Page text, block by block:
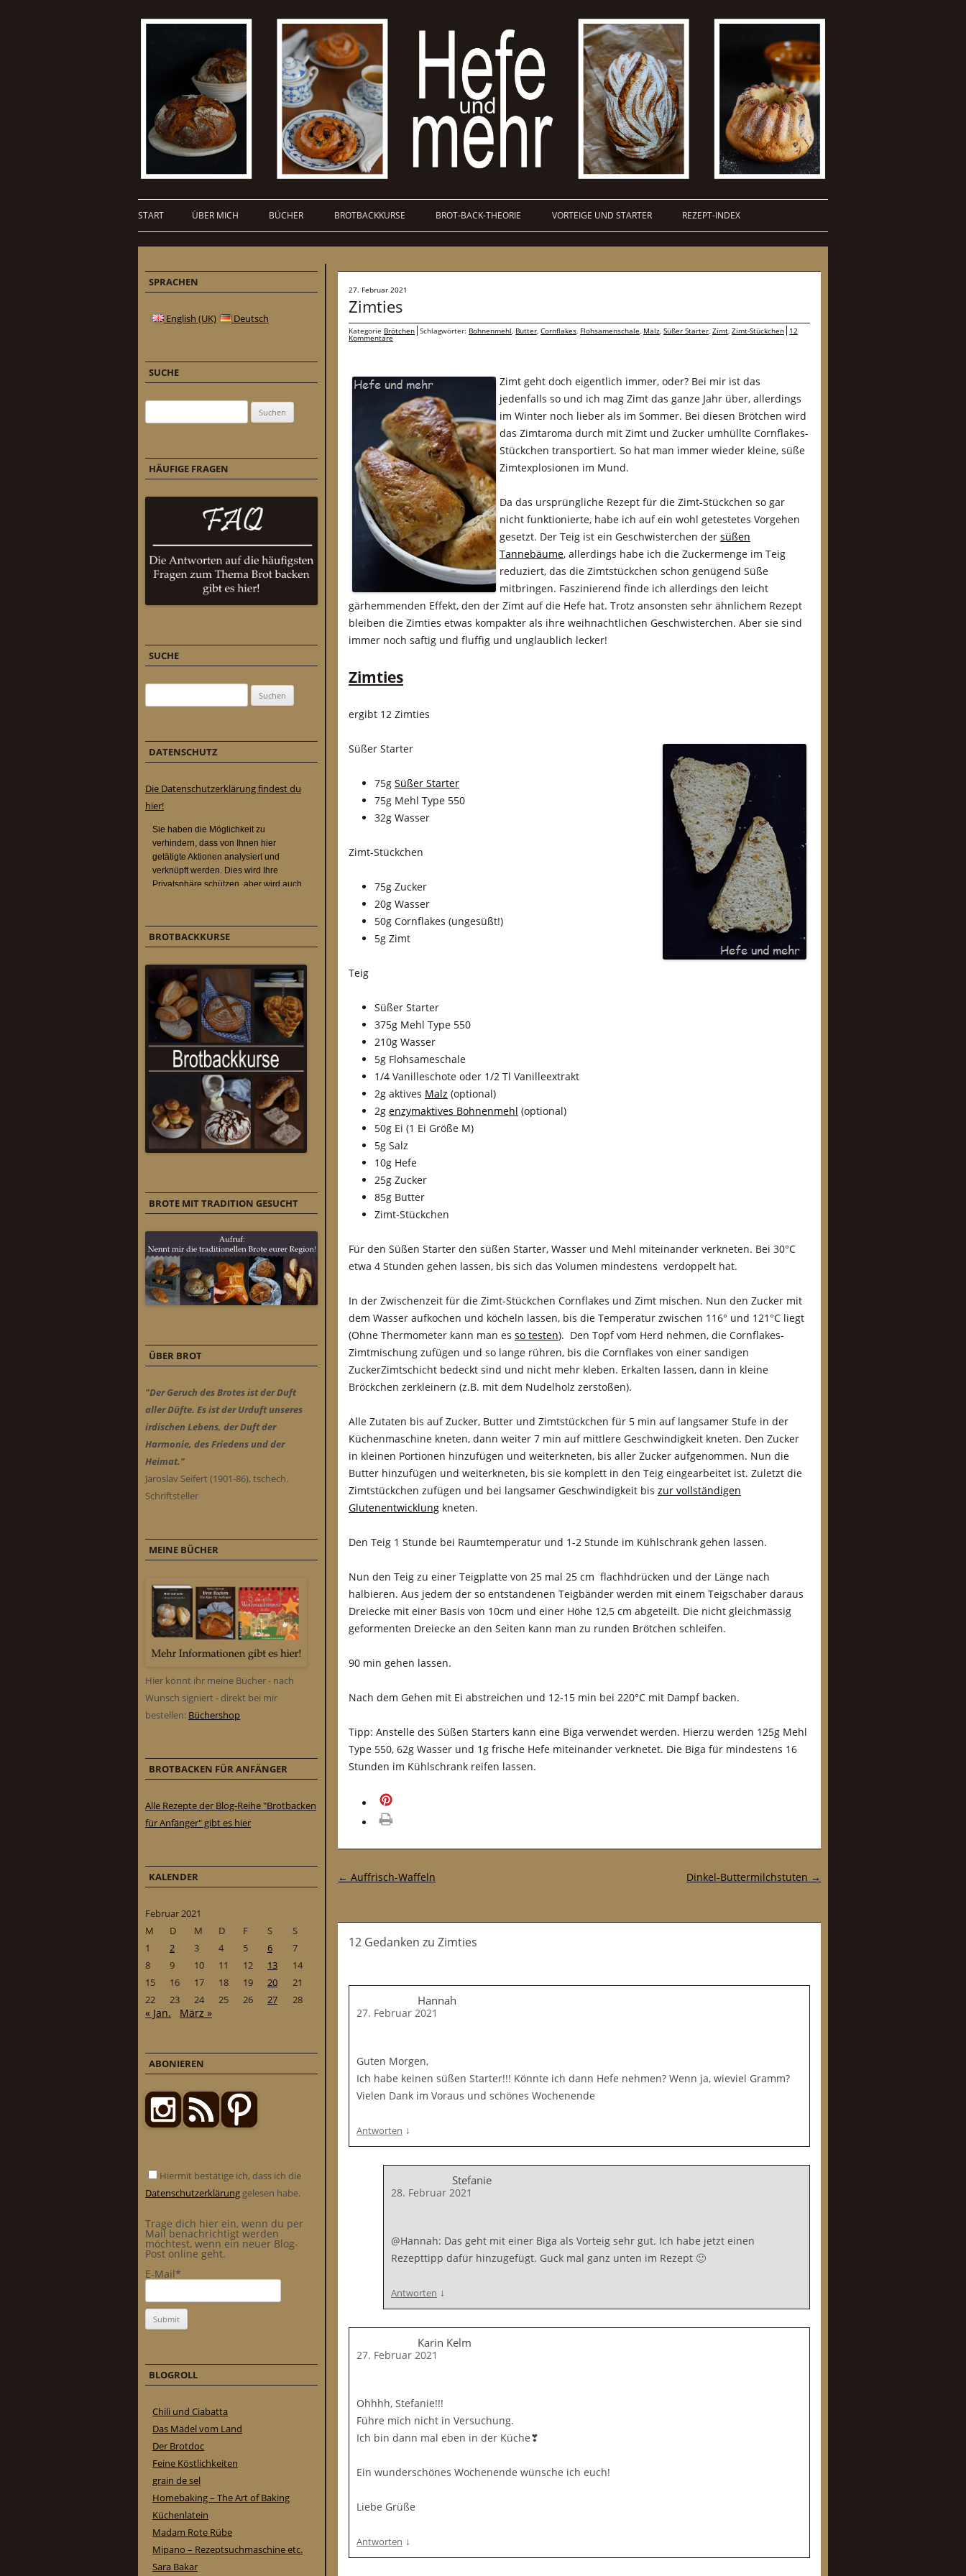
START ÜBER MICH BÜCHER BROTBACKKURSE BROT-BACK-THEORIE VORTEIGE UND STARTER REZEPT-INDEX
27. Februar 2021
Zimties
Kategorie Brötchen Schlagwörter: Bohnenmehl, Butter, Cornflakes, Flohsamenschale, Malz, Süßer Starter, Zimt, Zimt-Stückchen 12
Kommentare
Zimt geht doch eigentlich immer, oder? Bei mir ist das
jedenfalls so und ich mag Zimt das ganze Jahr über, allerdings
im Winter noch lieber als im Sommer. Bei diesen Brötchen wird
das Zimtaroma durch mit Zimt und Zucker umhüllte Cornflakes-
Stückchen transportiert. So hat man immer wieder kleine, süße
Zimtexplosionen im Mund.
Da das ursprüngliche Rezept für die Zimt-Stückchen so gar
nicht funktionierte, habe ich auf ein wohl getestetes Vorgehen
gesetzt. Der Teig ist ein Geschwisterchen der süßen
Tannebäume, allerdings habe ich die Zuckermenge im Teig
reduziert, das die Zimtstückchen schon genügend Süße
mitbringen. Faszinierend finde ich allerdings den leicht
gärhemmenden Effekt, den der Zimt auf die Hefe hat. Trotz ansonsten sehr ähnlichem Rezept
bleiben die Zimties etwas kompakter als ihre weihnachtlichen Geschwisterchen. Aber sie sind
immer noch saftig und fluffig und unglaublich lecker!
Zimties
ergibt 12 Zimties
Süßer Starter
75g Süßer Starter
75g Mehl Type 550
32g Wasser
Zimt-Stückchen
75g Zucker
20g Wasser
50g Cornflakes (ungesüßt!)
5g Zimt
Teig
Süßer Starter
375g Mehl Type 550
210g Wasser
5g Flohsameschale
1/4 Vanilleschote oder 1/2 Tl Vanilleextrakt
2g aktives Malz (optional)
2g enzymaktives Bohnenmehl (optional)
50g Ei (1 Ei Größe M)
5g Salz
10g Hefe
25g Zucker
85g Butter
Zimt-Stückchen
Für den Süßen Starter den süßen Starter, Wasser und Mehl miteinander verkneten. Bei 30°C
etwa 4 Stunden gehen lassen, bis sich das Volumen mindestens verdoppelt hat.
In der Zwischenzeit für die Zimt-Stückchen Cornflakes und Zimt mischen. Nun den Zucker mit
dem Wasser aufkochen und köcheln lassen, bis die Temperatur zwischen 116° und 121°C liegt
(Ohne Thermometer kann man es so testen). Den Topf vom Herd nehmen, die Cornflakes-
Zimtmischung zufügen und so lange rühren, bis die Cornflakes von einer sandigen
ZuckerZimtschicht bedeckt sind und nicht mehr kleben. Erkalten lassen, dann in kleine
Bröckchen zerkleinern (z.B. mit dem Nudelholz zerstoßen).
Alle Zutaten bis auf Zucker, Butter und Zimtstückchen für 5 min auf langsamer Stufe in der
Küchenmaschine kneten, dann weiter 7 min auf mittlere Geschwindigkeit kneten. Den Zucker
in kleinen Portionen hinzufügen und weiterkneten, bis aller Zucker aufgenommen. Nun die
Butter hinzufügen und weiterkneten, bis sie komplett in den Teig eingearbeitet ist. Zuletzt die
Zimtstückchen zufügen und bei langsamer Geschwindigkeit bis zur vollständigen
Glutenentwicklung kneten.
Den Teig 1 Stunde bei Raumtemperatur und 1-2 Stunde im Kühlschrank gehen lassen.
Nun den Teig zu einer Teigplatte von 25 mal 25 cm flachhdrücken und der Länge nach
halbieren. Aus jedem der so entstandenen Teigbänder werden mit einem Teigschaber daraus
Dreiecke mit einer Basis von 10cm und einer Höhe 12,5 cm abgeteilt. Die nicht gleichmässig
geformenten Dreiecke an den Seiten kann man zu runden Brötchen schleifen.
90 min gehen lassen.
Nach dem Gehen mit Ei abstreichen und 12-15 min bei 220°C mit Dampf backen.
Tipp: Anstelle des Süßen Starters kann eine Biga verwendet werden. Hierzu werden 125g Mehl
Type 550, 62g Wasser und 1g frische Hefe miteinander verknetet. Die Biga für mindestens 16
Stunden im Kühlschrank reifen lassen.
Post-Navigation
← Auffrisch-Waffeln Dinkel-Buttermilchstuten →
12 Gedanken zu Zimties
Hannah
27. Februar 2021
Guten Morgen,
Ich habe keinen süßen Starter!!! Könnte ich dann Hefe nehmen? Wenn ja, wieviel Gramm?
Vielen Dank im Voraus und schönes Wochenende
Antworten ↓
Stefanie
28. Februar 2021
@Hannah: Das geht mit einer Biga als Vorteig sehr gut. Ich habe jetzt einen
Rezepttipp dafür hinzugefügt. Guck mal ganz unten im Rezept 🙂
Antworten ↓
Karin Kelm
27. Februar 2021
Ohhhh, Stefanie!!!
Führe mich nicht in Versuchung.
Ich bin dann mal eben in der Küche❣
Ein wunderschönes Wochenende wünsche ich euch!
Liebe Grüße
Antworten ↓
SPRACHEN
English (UK) Deutsch
SUCHE
HÄUFIGE FRAGEN
SUCHE
DATENSCHUTZ
Die Datenschutzerklärung findest du
hier!
BROTBACKKURSE
BROTE MIT TRADITION GESUCHT
ÜBER BROT
"Der Geruch des Brotes ist der Duft
aller Düfte. Es ist der Urduft unseres
irdischen Lebens, der Duft der
Harmonie, des Friedens und der
Heimat."
Jaroslav Seifert (1901-86), tschech.
Schriftsteller
MEINE BÜCHER
Hier könnt ihr meine Bücher - nach
Wunsch signiert - direkt bei mir
bestellen: Büchershop
BROTBACKEN FÜR ANFÄNGER
Alle Rezepte der Blog-Reihe "Brotbacken
für Anfänger" gibt es hier
KALENDER
Februar 2021
M
D M D F S
S
1
2 3 4 5 6
7
8
9 10 11 12 13
14
15
16 17 18 19 20
21
22
23 24 25 26 27 28
« Jan. März »
ABONIEREN
Hiermit bestätige ich, dass ich die
Datenschutzerklärung gelesen habe.
Trage dich hier ein, wenn du per
Mail benachrichtigt werden
möchtest, wenn ein neuer Blog-
Post online geht.
E-Mail*
BLOGROLL
Chili und Ciabatta
Das Mädel vom Land
Der Brotdoc
Feine Köstlichkeiten
grain de sel
Homebaking – The Art of Baking
Küchenlatein
Madam Rote Rübe
Mipano – Rezeptsuchmaschine etc.
Sara Bakar